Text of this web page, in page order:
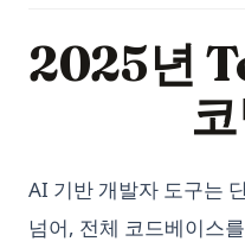
Is GPT-4 Free? Everything
Here
LLM Jailbreak Research
Let Me GPT That For You:
LlamaIndex: Combine
Pandas 피벗 테이블: Excel
드)
Pandas 행 필터링: Python
Pandas: Find and Filter
Pandasql - Python
Scraping Efficiencies Now!
Python Match Case:
3.10+)
Python Multiprocessing:
2025년
AI 기반 개발자 도구는
넘어, 전체 코드베이스